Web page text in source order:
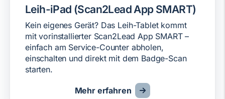
Leih-iPad (Scan2Lead App SMART)
Kein eigenes Gerät? Das Leih-Tablet kommt
mit vorinstallierter Scan2Lead App SMART –
einfach am Service-Counter abholen,
einschalten und direkt mit dem Badge-Scan
starten.
Mehr erfahren